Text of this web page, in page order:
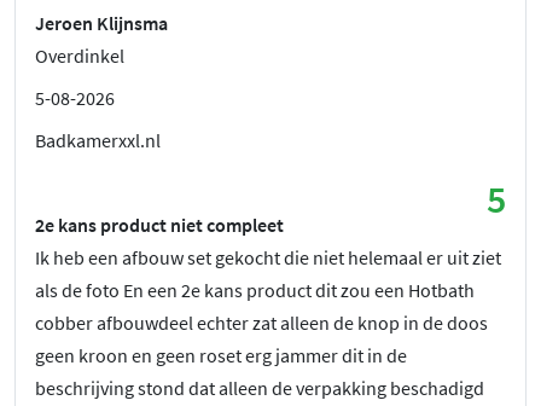
Jeroen Klijnsma
Overdinkel
5-08-2026
Badkamerxxl.nl
5
2e kans product niet compleet
Ik heb een afbouw set gekocht die niet helemaal er uit ziet
als de foto En een 2e kans product dit zou een Hotbath
cobber afbouwdeel echter zat alleen de knop in de doos
geen kroon en geen roset erg jammer dit in de
beschrijving stond dat alleen de verpakking beschadigd